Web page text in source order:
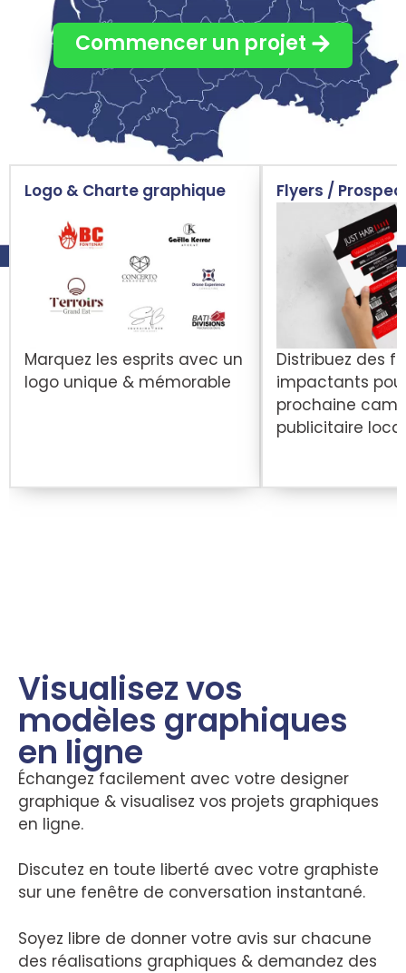
Commencer un projet
Logo & Charte graphique
Marquez les esprits avec un
logo unique & mémorable
Flyers /
Distribuez des
impactants
prochaine
publicitaire
Visualisez vos
modèles graphiques
en ligne
Échangez facilement avec votre designer
graphique & visualisez vos projets graphiques
en ligne.
Discutez en toute liberté avec votre graphiste
sur une fenêtre de conversation instantané.
Soyez libre de donner votre avis sur chacune
des réalisations graphiques & demandez des